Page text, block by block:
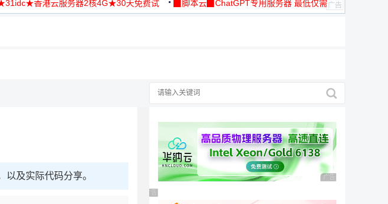
香港云服务器2核4G★30天免费试
▉脚本云▉ChatGPT专用服务器 最低仅需
及实际代码分享。 广告 商业广告，理性
广告 商业广告，理性选择